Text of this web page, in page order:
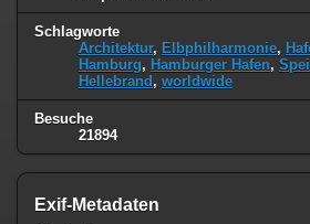
Schlagworte
Architektur, Elbphilharmonie,
Hamburg, Hamburger Hafen,
Hellebrand , worldwide
Besuche
21894
Exif-Metadaten